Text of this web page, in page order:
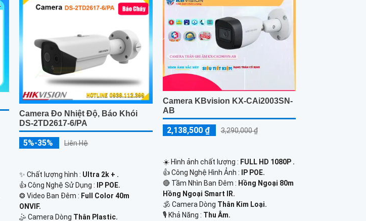
Camera Đo Nhiệt Độ, Báo Khói
DS-2TD2617-6/PA
5%-35% Liên Hệ
✨ Chất lượng hình : Ultra 2k + .
👍 Công Nghệ Sử Dụng :
IP POE.
❂ Video Ban Đêm : Full Color 40m
ONVIF.
🤹 Camera Dòng Thân Plastic.
Camera KBvision KX-CAi2003SN-
AB
2,138,500 ₫ 3,290,000 ₫
☀️ Hình ảnh chất lượng : FULL HD 1080P .
👍 Công Nghệ Hình Ảnh : IP POE.
🔴 Tầm Nhìn Ban Đêm : Hồng Ngoại 80m
Hồng Ngoại Smart IR.
🕉️ Camera Dòng Thân Kim Loại.
️🎙 Khả Năng : Thu Âm.